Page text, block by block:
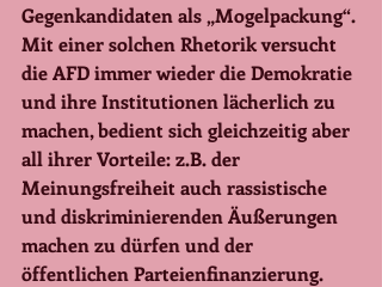
Gegenkandidaten als „Mogelpackung“.
Mit einer solchen Rhetorik versucht
die AFD immer wieder die Demokratie
und ihre Institutionen lächerlich zu
machen, bedient sich gleichzeitig aber
all ihrer Vorteile: z.B. der
Meinungsfreiheit auch rassistische
und diskriminierenden Äußerungen
machen zu dürfen und der
öffentlichen Parteienfinanzierung.